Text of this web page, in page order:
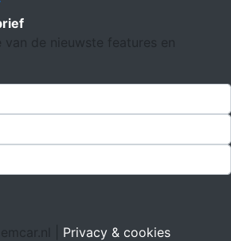
de nieuwste features en
| Privacy & cookies